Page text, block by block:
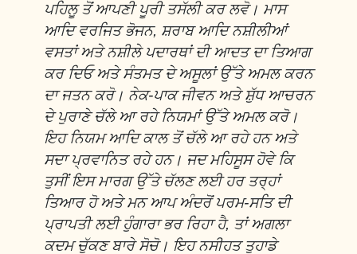
ਪਹਿਲੂ ਤੋਂ ਆਪਣੀ ਪੂਰੀ ਤਸੱਲੀ ਕਰ ਲਵੋ। ਮਾਸ
ਆਦਿ ਵਰਜਿਤ ਭੋਜਨ, ਸ਼ਰਾਬ ਆਦਿ ਨਸ਼ੀਲੀਆਂ
ਵਸਤਾਂ ਅਤੇ ਨਸ਼ੀਲੇ ਪਦਾਰਥਾਂ ਦੀ ਆਦਤ ਦਾ ਤਿਆਗ
ਕਰ ਦਿਓ ਅਤੇ ਸੰਤਮਤ ਦੇ ਅਸੂਲਾਂ ਉੱਤੇ ਅਮਲ ਕਰਨ
ਦਾ ਜਤਨ ਕਰੋ। ਨੇਕ-ਪਾਕ ਜੀਵਨ ਅਤੇ ਸ਼ੁੱਧ ਆਚਰਨ
ਦੇ ਪੁਰਾਣੇ ਚੱਲੇ ਆ ਰਹੇ ਨਿਯਮਾਂ ਉੱਤੇ ਅਮਲ ਕਰੋ।
ਇਹ ਨਿਯਮ ਆਦਿ ਕਾਲ ਤੋਂ ਚੱਲੇ ਆ ਰਹੇ ਹਨ ਅਤੇ
ਸਦਾ ਪ੍ਰਵਾਨਿਤ ਰਹੇ ਹਨ। ਜਦ ਮਹਿਸੂਸ ਹੋਵੇ ਕਿ
ਤੁਸੀਂ ਇਸ ਮਾਰਗ ਉੱਤੇ ਚੱਲਣ ਲਈ ਹਰ ਤਰ੍ਹਾਂ
ਤਿਆਰ ਹੋ ਅਤੇ ਮਨ ਆਪ ਅੰਦਰੋਂ ਪਰਮ-ਸਤਿ ਦੀ
ਪ੍ਰਾਪਤੀ ਲਈ ਹੁੰਗਾਰਾ ਭਰ ਰਿਹਾ ਹੈ, ਤਾਂ ਅਗਲਾ
ਕਦਮ ਚੁੱਕਣ ਬਾਰੇ ਸੋਚੋ। ਇਹ ਨਸੀਹਤ ਤੁਹਾਡੇ